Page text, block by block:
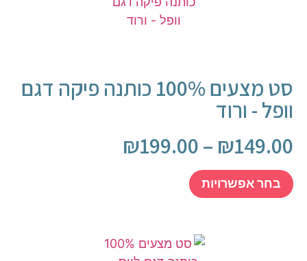
סט מצעים 100% כותנה פיקה דגם
וופל - ורוד
₪149.00
–
₪199.00
בחר אפשרויות